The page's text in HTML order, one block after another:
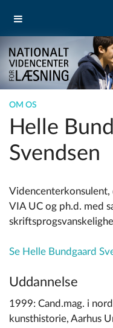
OM OS
Helle
Svendsen
VIA UC og ph.d. med
Se Helle Bundgaard
Uddannelse
1999: Cand.mag. i
kunsthistorie, Aarhus